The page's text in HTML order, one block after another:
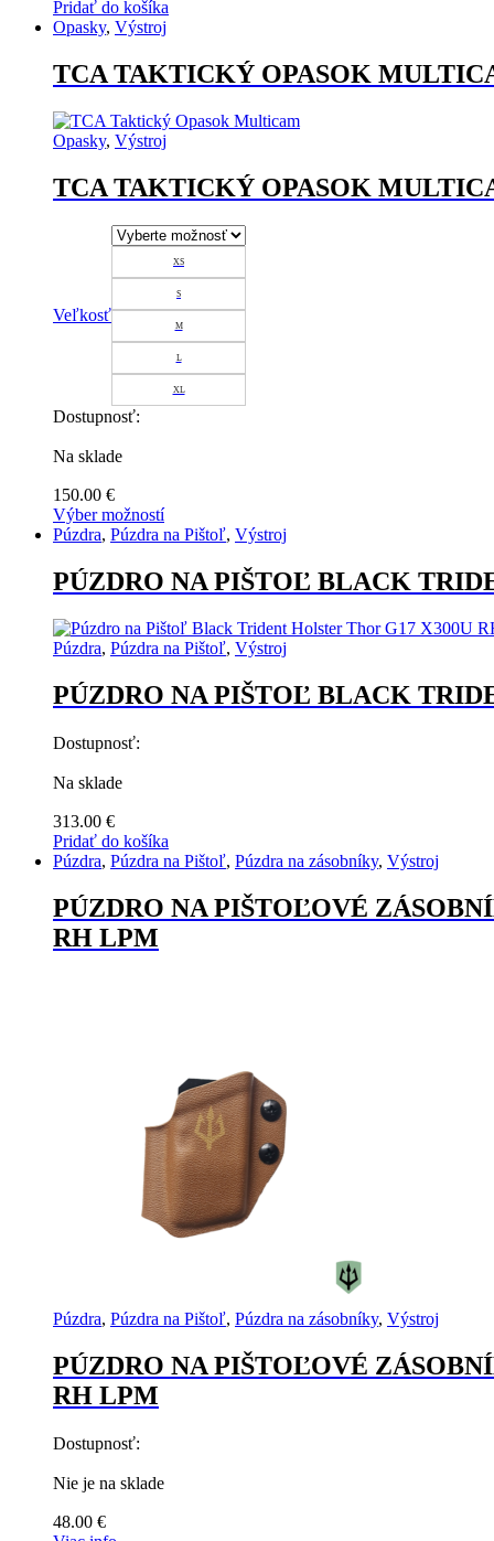
Pridať do košíka
Opasky, Výstroj
TCA TAKTICKÝ OPASOK
Opasky, Výstroj
TCA TAKTICKÝ OPASOK
Veľkosť
XS
S
M
L
XL
Dostupnosť:
Na sklade
150.00 €
Výber možností
Tento
má
viacero
Možnosti
si
vybrať
na
produktu.
Púzdra, Púzdra na Pištoľ, Výstroj
PÚZDRO NA PIŠTOĽ BLACK
Púzdra, Púzdra na Pištoľ, Výstroj
PÚZDRO NA PIŠTOĽ BLACK
Dostupnosť:
Na sklade
313.00 €
Pridať do košíka
Púzdra, Púzdra na Pištoľ, Púzdra na zásobníky, Výstroj
PÚZDRO NA PIŠTOĽOVÉ
RH LPM
Púzdra, Púzdra na Pištoľ, Púzdra na zásobníky, Výstroj
PÚZDRO NA PIŠTOĽOVÉ
RH LPM
Dostupnosť:
Nie je na sklade
48.00 €